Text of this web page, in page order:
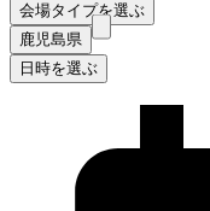
会場タイプを選ぶ
鹿児島県
日時を選ぶ